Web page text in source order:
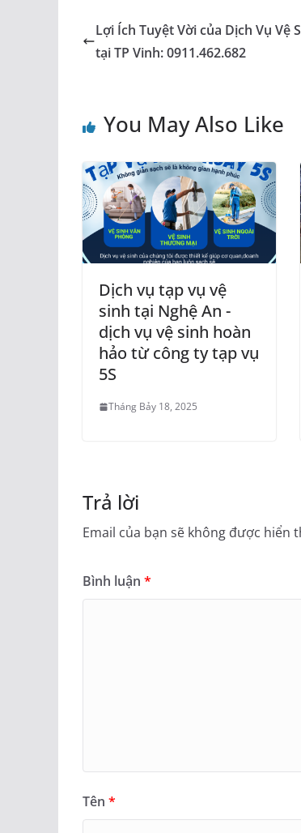
Lợi Ích Tuyệt Vời của Dịch Vụ Vệ
tại TP Vinh: 0911.462.682
You May Also Like
Dịch vụ tạp vụ vệ
sinh tại Nghệ An -
dịch vụ vệ sinh hoàn
hảo từ công ty tạp vụ
5S
Tháng Bảy 18, 2025
Trả lời
Email của bạn sẽ không được hiển
Bình luận *
Tên *